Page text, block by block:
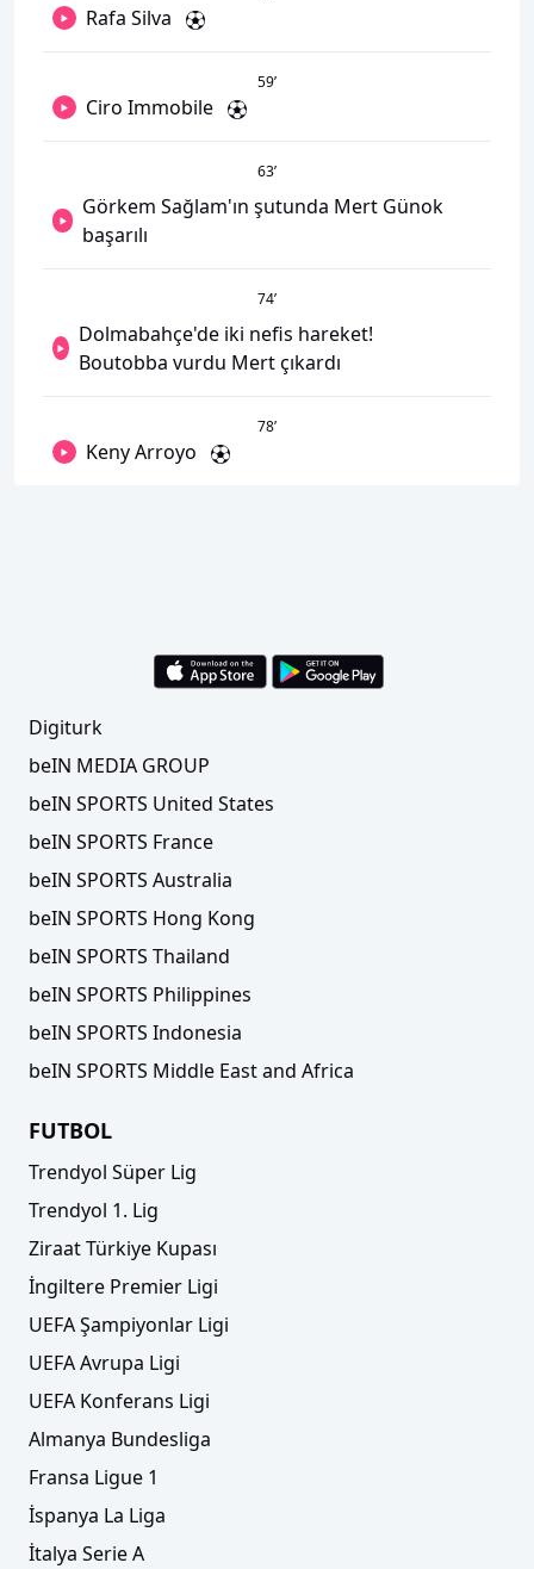
Rafa Silva
59’
Ciro Immobile
63’
Görkem Sağlam'ın şutunda Mert Günok
başarılı
74’
Dolmabahçe'de iki nefis hareket!
Boutobba vurdu Mert çıkardı
78’
Keny Arroyo
Digiturk
beIN MEDIA GROUP
beIN SPORTS United States
beIN SPORTS France
beIN SPORTS Australia
beIN SPORTS Hong Kong
beIN SPORTS Thailand
beIN SPORTS Philippines
beIN SPORTS Indonesia
beIN SPORTS Middle East and Africa
FUTBOL
Trendyol Süper Lig
Trendyol 1. Lig
Ziraat Türkiye Kupası
İngiltere Premier Ligi
UEFA Şampiyonlar Ligi
UEFA Avrupa Ligi
UEFA Konferans Ligi
Almanya Bundesliga
Fransa Ligue 1
İspanya La Liga
İtalya Serie A